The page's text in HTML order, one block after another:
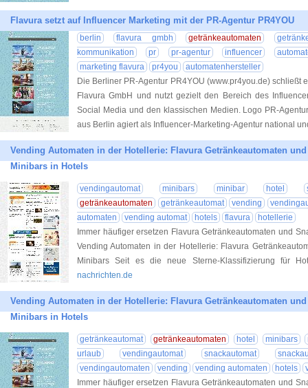
Flavura setzt auf Influencer Marketing mit der PR-Agentur PR4YOU
berlin flavura gmbh getränkeautomaten
kommunikation
pr pr-agentur influencer
marketing flavura
pr4you
automatenhersteller
Die Berliner PR-Agentur PR4YOU (www.pr4you.de) schließt
Flavura GmbH und nutzt gezielt den Bereich des
Social Media und den klassischen Medien. Logo PR-
aus Berlin agiert als Influencer-Marketing-Agentur national
Vending Automaten in der Hotellerie: Flavura Getränkeautomaten
Minibars in Hotels
vendingautomat minibars minibar hotel
getränkeautomaten
getränkeautomat vending
automaten
vending automat hotels flavura
hotellerie
Immer häufiger ersetzen Flavura Getränkeautomaten und
Vending Automaten in der Hotellerie: Flavura
Minibars Seit es die neue Sterne-Klassifizierung für
nachrichten.de
Vending Automaten in der Hotellerie: Flavura Getränkeautomaten
Minibars in Hotels
getränkeautomat getränkeautomaten hotel minibars
urlaub
vendingautomat snackautomat
vendingautomaten
vending vending automaten hotels
Immer häufiger ersetzen Flavura Getränkeautomaten und